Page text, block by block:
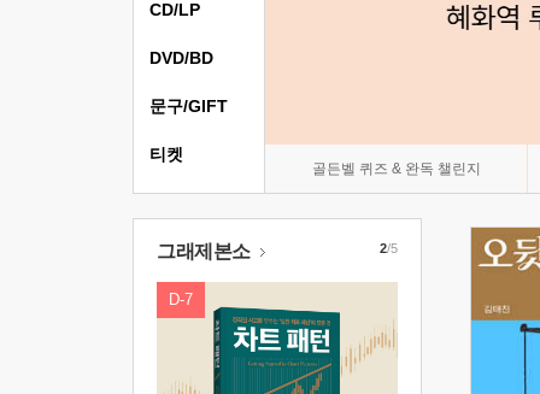
골든벨 퀴즈 & 완독 챌린지
CD/LP
DVD/BD
문구/GIFT
티켓
그래제본소
D-7
2/5